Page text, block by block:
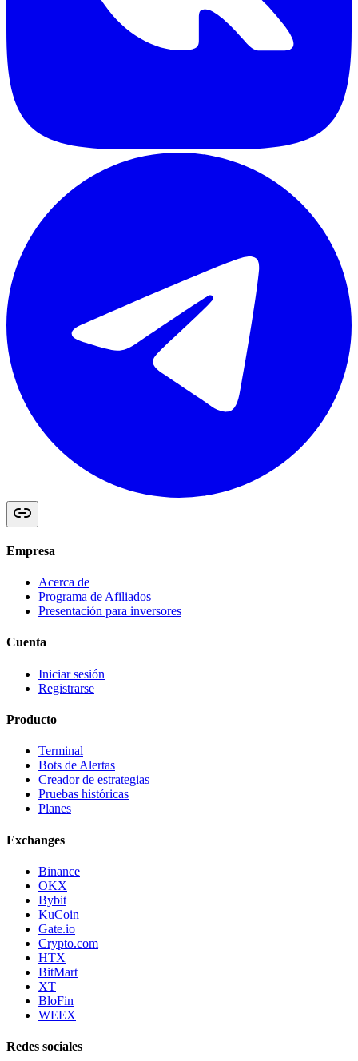
Empresa
Acerca de
Programa de Afiliados
Presentación para inversores
Cuenta
Iniciar sesión
Registrarse
Producto
Terminal
Bots de Alertas
Creador de estrategias
Pruebas históricas
Planes
Exchanges
Binance
OKX
Bybit
KuCoin
Gate.io
Crypto.com
HTX
BitMart
XT
BloFin
WEEX
Redes sociales